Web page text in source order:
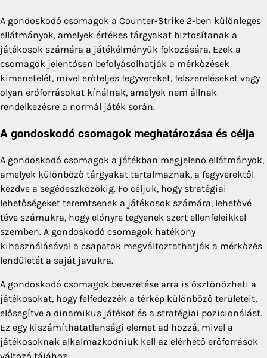
A gondoskodó csomagok a Counter-Strike 2-ben különleges
ellátmányok, amelyek értékes tárgyakat biztosítanak a
játékosok számára a játékélményük fokozására. Ezek a
csomagok jelentősen befolyásolhatják a mérkőzések
kimenetelét, mivel erőteljes fegyvereket, felszereléseket vagy
olyan erőforrásokat kínálnak, amelyek nem állnak
rendelkezésre a normál játék során.
A gondoskodó csomagok meghatározása és célja
A gondoskodó csomagok a játékban megjelenő ellátmányok,
amelyek különböző tárgyakat tartalmaznak, a fegyverektől
kezdve a segédeszközökig. Fő céljuk, hogy stratégiai
lehetőségeket teremtsenek a játékosok számára, lehetővé
téve számukra, hogy előnyre tegyenek szert ellenfeleikkel
szemben. A gondoskodó csomagok hatékony
kihasználásával a csapatok megváltoztathatják a mérkőzés
lendületét a saját javukra.
A gondoskodó csomagok bevezetése arra is ösztönözheti a
játékosokat, hogy felfedezzék a térkép különböző területeit,
elősegítve a dinamikus játékot és a stratégiai pozicionálást.
Ez egy kiszámíthatatlansági elemet ad hozzá, mivel a
játékosoknak alkalmazkodniuk kell az elérhető erőforrások